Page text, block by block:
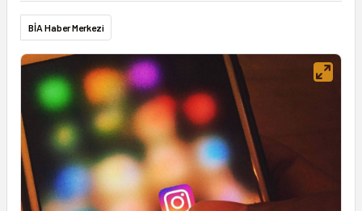
BİA Haber Merkezi